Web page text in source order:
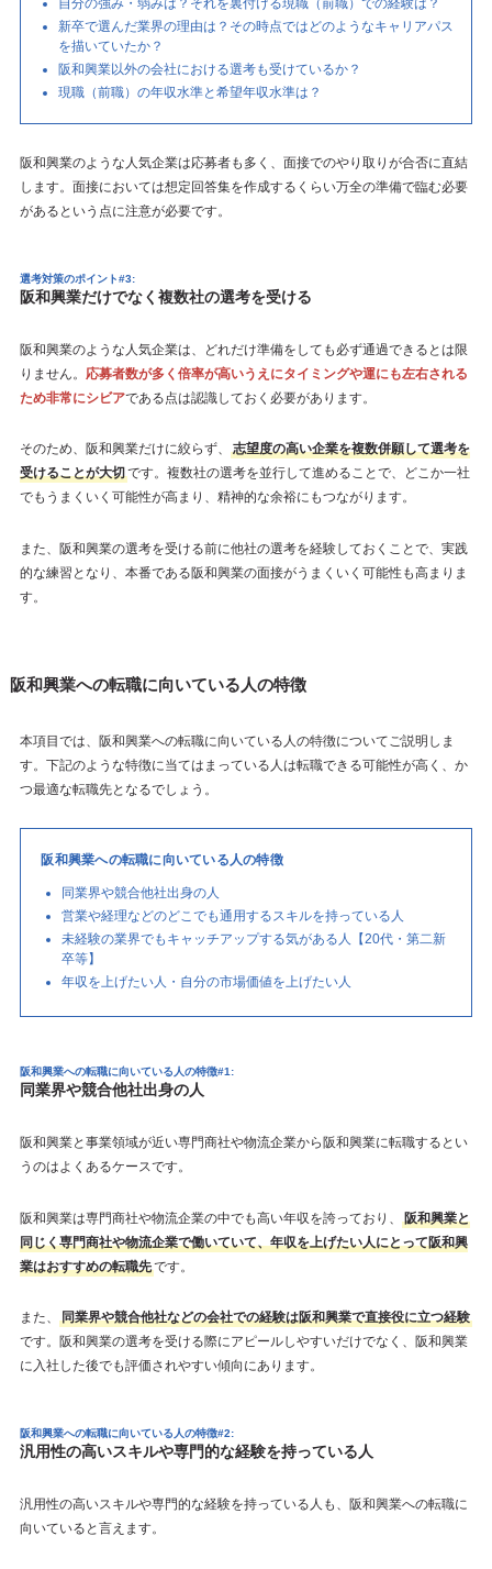
自分の強み・弱みは？それを裏付ける現職（前職）での経験は？
新卒で選んだ業界の理由は？その時点ではどのようなキャリアパス
を描いていたか？
阪和興業以外の会社における選考も受けているか？
現職（前職）の年収水準と希望年収水準は？
阪和興業のような人気企業は応募者も多く、面接でのやり取りが合否に直結
します。面接においては想定回答集を作成するくらい万全の準備で臨む必要
があるという点に注意が必要です。
選考対策のポイント#3:
阪和興業だけでなく複数社の選考を受ける
阪和興業のような人気企業は、どれだけ準備をしても必ず通過できるとは限
りません。 応募者数が多く倍率が高いうえにタイミングや運にも左右される
ため非常にシビアである点は認識しておく必要があります。
そのため、阪和興業だけに絞らず、
志望度の高い企業を複数併願して選考を
受けることが大切です。複数社の選考を並行して進めることで、どこか一社
でもうまくいく可能性が高まり、精神的な余裕にもつながります。
また、阪和興業の選考を受ける前に他社の選考を経験しておくことで、実践
的な練習となり、本番である阪和興業の面接がうまくいく可能性も高まりま
す。
阪和興業への転職に向いている人の特徴
本項目では、阪和興業への転職に向いている人の特徴についてご説明しま
す。下記のような特徴に当てはまっている人は転職できる可能性が高く、か
つ最適な転職先となるでしょう。
阪和興業への転職に向いている人の特徴
同業界や競合他社出身の人
営業や経理などのどこでも通用するスキルを持っている人
未経験の業界でもキャッチアップする気がある人【20代・第二新
卒等】
年収を上げたい人・自分の市場価値を上げたい人
阪和興業への転職に向いている人の特徴#1:
同業界や競合他社出身の人
阪和興業と事業領域が近い専門商社や物流企業から阪和興業に転職するとい
うのはよくあるケースです。
阪和興業は専門商社や物流企業の中でも高い年収を誇っており、
阪和興業と
同じく専門商社や物流企業で働いていて、年収を上げたい人にとって阪和興
業はおすすめの転職先です。
また、
同業界や競合他社などの会社での経験は阪和興業で直接役に立つ経験
です。阪和興業の選考を受ける際にアピールしやすいだけでなく、阪和興業
に入社した後でも評価されやすい傾向にあります。
阪和興業への転職に向いている人の特徴#2:
汎用性の高いスキルや専門的な経験を持っている人
汎用性の高いスキルや専門的な経験を持っている人も、阪和興業への転職に
向いていると言えます。